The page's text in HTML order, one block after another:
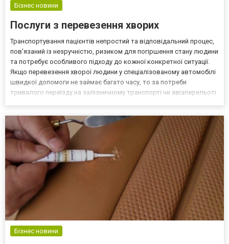
Бізнес новини
Послуги з перевезення хворих
Транспортування пацієнтів непростий та відповідальний процес,
пов'язаний із незручністю, ризиком для погіршення стану людини
та потребує особливого підходу до кожної конкретної ситуації.
Якщо перевезення хворої людини у спеціалізованому автомобілі
швидкої допомоги не займає багато часу, то за потреби
тривалого переїзду на залізничному транспорті чи авіаперельоті
Бізнес новини